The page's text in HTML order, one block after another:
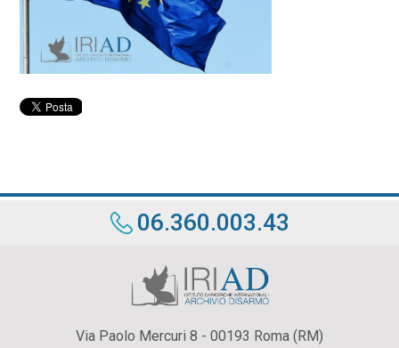
06.360.003.43
Via Paolo Mercuri 8 - 00193 Roma (RM)